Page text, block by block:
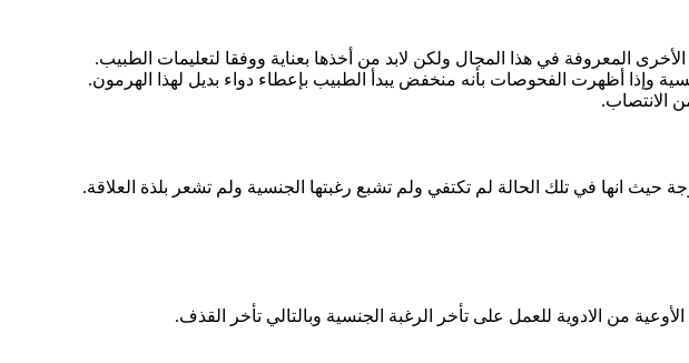
المعروفة في هذا المجال ولكن لابد من أخذها بعناية ووفقا لتعليمات الطبيب.
وإذا أظهرت الفحوصات بأنه منخفض يبدأ الطبيب بإعطاء دواء بديل لهذا الهرمون.
الانتصاب.
انها في تلك الحالة لم تكتفي ولم تشبع رغبتها الجنسية ولم تشعر بلذة العلاقة.
من الادوية للعمل على تأخر الرغبة الجنسية وبالتالي تأخر القذف.